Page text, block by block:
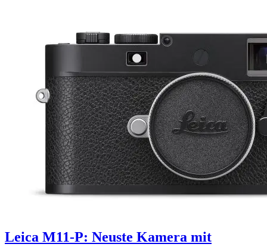
Leica M11-P: Neuste Kamera mit